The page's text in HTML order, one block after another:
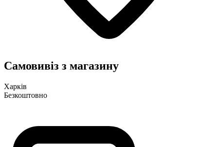
Самовивіз з магазину
Харків
Безкоштовно